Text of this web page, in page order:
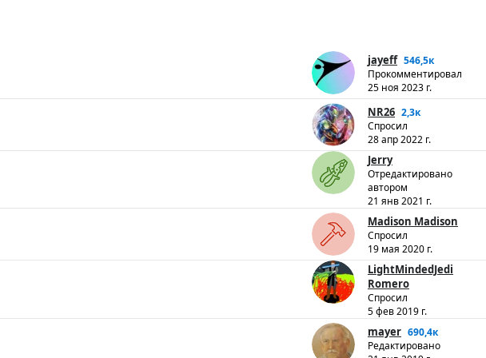
jayeff 546,5к
Прокомментировал
25 ноя 2023 г.
NR26 2,3к
Спросил
28 апр 2022 г.
Jerry
Отредактировано
автором
21 янв 2021 г.
Madison Madison
Спросил
19 мая 2020 г.
LightMindedJedi
Romero
Спросил
5 фев 2019 г.
mayer 690,4к
Редактировано